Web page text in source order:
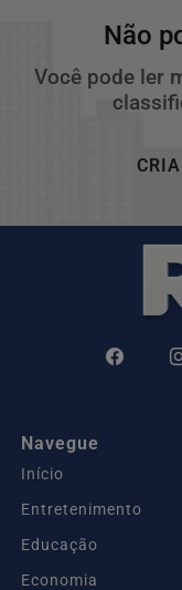
Não
Você pode ler
Navegue
Início
Entretenimento
Educação
Economia